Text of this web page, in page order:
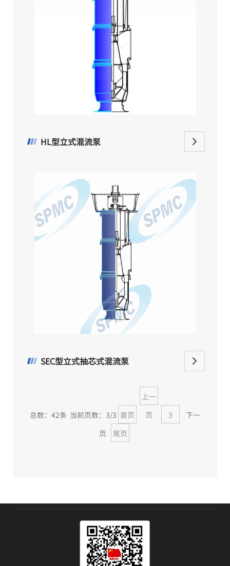
HL型立式混流泵
SEC型立式抽芯式混流泵
总数：42条 当前页数： 3/3 首页
上一
页
3
下一
页
尾页